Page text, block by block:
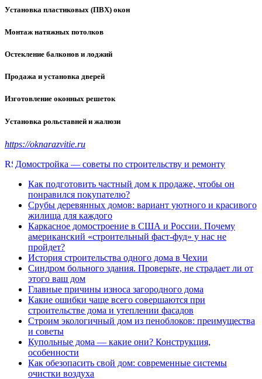
Установка пластиковых (ПВХ) окон
Монтаж натяжных потолков
Остекление балконов и лоджий
Продажа и установка дверей
Изготовление оконных решеток
Установка рольставней и жалюзи
https://oknarazvitie.ru
Домостройка — советы по строительству и ремонту
Как подготовить частный дом к продаже, чтобы он
понравился покупателю?
Срубы деревянных домов: вариант уютного и красивого
жилища для каждого
Каркасное домостроение в США и России. Почему
американский «строительный фаст-фуд» у нас не
пройдет?
История строительства одного дома в Чехии
Синдром больного здания. Проверьте, не страдает ли от
этого ваш дом
Главные причины износа загородного дома
Какие ошибки чаще всего совершаются при
строительстве дома и утеплении фасадов
Строим экологичный дом из пеноблоков: преимущества
и советы
Купольные дома — какие они? Конструкция,
особенности
Как обезопасить свой дом: современные системы
очистки воздуха